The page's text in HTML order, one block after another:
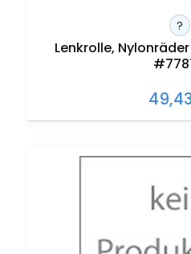
?
Lenkrolle,